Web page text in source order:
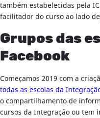
também estabelecidas pela
facilitador do curso ao lado de
Grupos das
Facebook
Começamos 2019 com a
todas as escolas da
o compartilhamento de
cursos da Integração ou tem